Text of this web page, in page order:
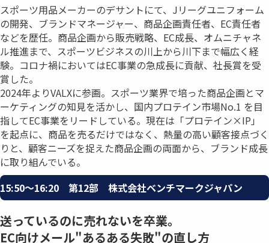
スポーツ用品メーカーのデサントにて、Jリーグユニフォーム
の開発、ブランドマネージャー、商品企画責任者、EC責任者
などを歴任。商品企画から販売戦略、EC成⾧、オムニチャネ
ル推進まで、スポーツビジネスの川上から川下まで幅広く経
験。コロナ禍においてはEC事業の急成⾧に貢献、社⾧賞を受
賞した。
2024年よりVALXに参画。スポーツ業界で培った商品企画とマ
ーケティングの知見を活かし、国内プロテイン市場No.1 を目
指してEC事業をリードしている。現在は「プロテイン×IP」
を起点に、商品を売るだけではなく、熱量の高い顧客接点づく
りと、顧客ニーズを捉えた商品企画の両面から、ブランド成⾧
に取り組んでいる。
15:50〜16:20 第12部 株式会社ベンチマークジャパン
送っているのに売れないを卒業。
EC向けメール"あるある失敗"の直し方